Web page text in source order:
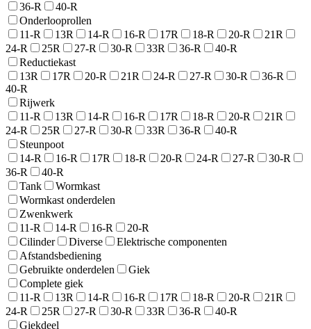
36-R
40-R
Onderlooprollen
11-R
13R 14-R 16-R 17R 18-R 20-R
21R
24-R
25R 27-R 30-R 33R 36-R
40-R
Reductiekast
13R
17R 20-R 21R 24-R 27-R 30-R
36-R
40-R
Rijwerk
11-R
13R 14-R 16-R 17R 18-R 20-R
21R
24-R
25R 27-R 30-R 33R 36-R
40-R
Steunpoot
14-R
16-R 17R 18-R 20-R 24-R 27-R
30-R
36-R
40-R
Tank
Wormkast
Wormkast onderdelen
Zwenkwerk
11-R
14-R 16-R
20-R
Cilinder
Diverse
Elektrische componenten
Afstandsbediening
Gebruikte onderdelen
Giek
Complete giek
11-R
13R 14-R 16-R 17R 18-R 20-R
21R
24-R
25R 27-R 30-R 33R 36-R
40-R
Giekdeel